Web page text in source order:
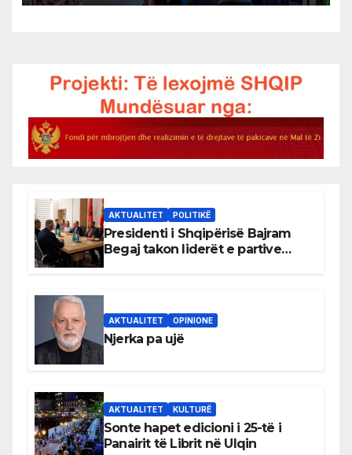
AKTUALITET POLITIKË
Presidenti i Shqipërisë Bajram
Begaj takon liderët e partive
AKTUALITET OPINIONE
Njerka pa ujë
AKTUALITET KULTURË
Sonte hapet edicioni i 25-të i
Panairit të Librit në Ulqin